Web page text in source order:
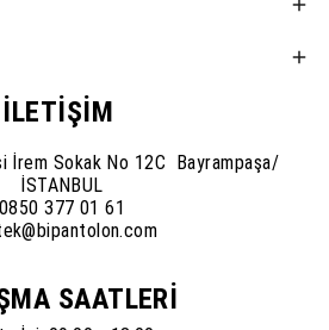
İLETİŞİM
İrem Sokak No 12C Bayrampaşa/
İSTANBUL
0850 377 01 61
SAATLERİ